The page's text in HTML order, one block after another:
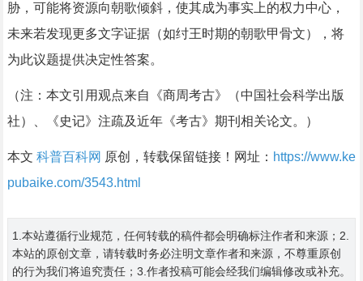
胁，可能将资源向朝歌倾斜，使其成为事实上的权力中心，
未来若发现更多文字证据（如纣王时期的朝歌甲骨文），将
为此议题提供决定性答案。
（注：本文引用观点来自《商周考古》（中国社会科学出版
社）、《史记》注疏及近年《考古》期刊相关论文。）
本文 科普百科网 原创，转载保留链接！网址： https://www.ke
pubaike.com/3543.html
1.本站遵循行业规范，任何转载的稿件都会明确标注作者和来源；2.
本站的原创文章，请转载时务必注明文章作者和来源，不尊重原创
的行为我们将追究责任；3.作者投稿可能会经我们编辑修改或补充。